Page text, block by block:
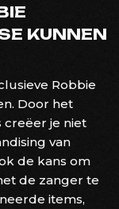
KUNNEN
Robbie
Door het
creëer je niet
van
de kans om
de zanger te
items,